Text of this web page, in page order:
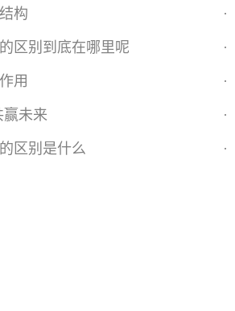
构 ·
区别到底在哪里呢 ·
用 ·
赢未来 ·
区别是什么 ·